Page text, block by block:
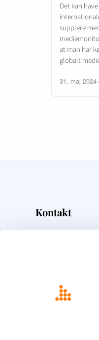
Det kan
supplere
at man har
globalt
31. maj 2024·
Kontakt